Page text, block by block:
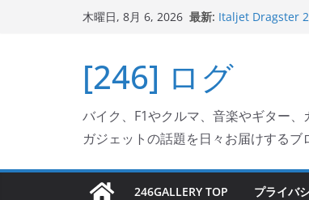
キ
木曜日, 8月 6, 2026 最新: Italjet Dragster
Ken Block 逝去
岩手県奥州市へ
Italjet Dragster
リングが楽しく
[246] ログ
バイク、F1やクルマ、音楽やギター、
ガジェットの話題を日々お届けするブ
246GALLERY TOP プライバ